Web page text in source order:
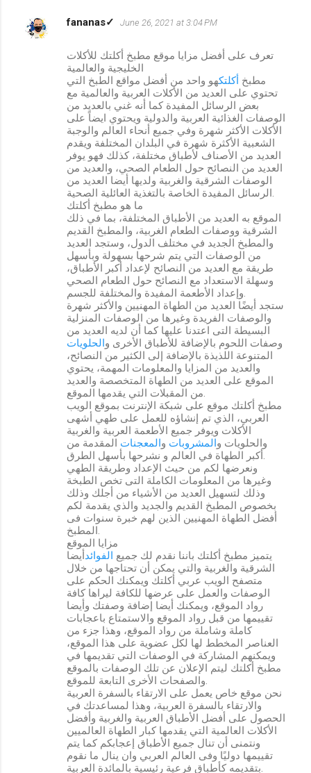
fananas✓ June 26, 2021 at 3:04 PM
تعرف على أفضل مزايا موقع مطبخ أكلتك للأكلات
الخليجية والعالمية
مطبخ أكلتكهو واحد من أفضل مواقع الطبخ التي
تحتوي على العديد من الأكلات العربية والعالمية مع
بعض الرسائل المفيدة كما أنه غني بالعديد من
الوصفات الغذائية العربية والدولية ويحتوي ايضاً على
الأكلات الأكثر شهرة وفي جميع أنحاء العالم والوجبة
الشعبية الأكثرة شهرة في البلدان المختلفة ويقدم
العديد من الأصناف لأطباق مختلفة، كذلك فهو يوفر
العديد من النصائح حول الطعام الصحي، والعديد من
الوصفات الشرقية والغربية ولديها أيضا العديد من
ما هو مطبخ أكلتك
الموقع به العديد من الأطباق المختلفة، بما في ذلك
الشرقية ووصفات الطعام الغربية، والمطبخ القديم
والمطبخ الجديد في مختلف الدول، وستجد العديد
من الوصفات التي يتم شرحها بسهولة وبأسهل
طريقة مع العديد من النصائح لإعداد أكبر الأطباق،
وسهلة الاستعداد مع النصائح حول الطعام الصحي
ستجد أيضًا العديد من الطهاة المهنيين والأكثر شهرة
والوصفات الفريدة وغيرها من الوصفات المنزلية
البسيطة التى اعتدنا عليها كما أن لديه العديد من
وصفات اللحوم بالإضافة للأطباق الأخرى والحلويات
المتنوعة اللذيذة بالإضافة إلى الكثير من النصائح،
والعديد من المزايا والمعلومات المهمة، يحتوي
الموقع على العديد من الطهاة المتخصصة والعديد
مطبخ أكلتك موقع على شبكة الإنترنت بموقع الويب
العربي، الذي تم إنشاؤه للعمل على طهي أشهى
الأكلات ويوفر جميع الأطعمة العربية والغربية
والحلويات والمشروبات والمعجنات المقدمة من
ونعرضها لكم من حيث الإعداد وطريقة الطهي
وغيرها من المعلومات الكاملة التى تخص الطبخة
وذلك لتسهيل العديد من الأشياء من أجلك وذلك
بخصوص المطبخ القديم والجديد والذي يقدمة لكم
أفضل الطهاة المهنيين الذين لهم خبرة سنوات فى
مزايا الموقع
يتميز مطبخ أكلتك باننا نقدم لك جميع الفوائدأيضا
الشرقية والغربية والتي يمكن أن تحتاجها من خلال
متصفح الويب عربي أكلتك ويمكنك الحكم على
الوصفات والعمل على عرضها للكافة ليراها كافة
رواد الموقع، ويمكنك أيضا إضافة وصفتك وأيضا
تقييمها من قبل رواد الموقع والاستمتاع باعجابات
كاملة وشاملة من رواد الموقع، وهذا جزء من
العناصر المخطط لها لكل عضوية على هذا الموقع،
ويمكنهم المشاركة في الوصفات التي تقديمها في
مطبخ أكلتك ليتم الإعلان عن تلك الوصفات بالموقع
نحن موقع خاص يعمل على الارتقاء بالسفرة العربية
والارتقاء بالسفرة العربية، وهذا لمساعدتك في
الحصول على أفضل الأطباق العربية والغربية وأفضل
الأكلات العالمية التي يقدمها كبار الطهاة العالميين
ونتمنى أن تنال جميع الأطباق إعجابكم كما يتم
تقييمها دوليًا وفى العالم العربي وان ينال ما نقوم